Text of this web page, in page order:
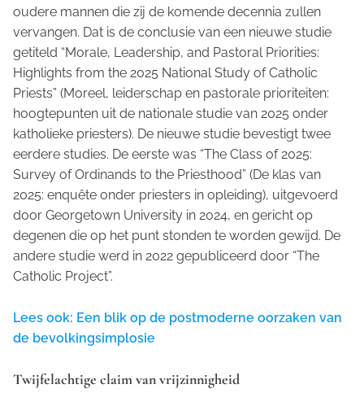
oudere mannen die zij de komende decennia zullen
vervangen. Dat is de conclusie van een nieuwe studie
getiteld “Morale, Leadership, and Pastoral Priorities:
Highlights from the 2025 National Study of Catholic
Priests” (Moreel, leiderschap en pastorale prioriteiten:
hoogtepunten uit de nationale studie van 2025 onder
katholieke priesters). De nieuwe studie bevestigt twee
eerdere studies. De eerste was “The Class of 2025:
Survey of Ordinands to the Priesthood” (De klas van
2025: enquête onder priesters in opleiding), uitgevoerd
door Georgetown University in 2024, en gericht op
degenen die op het punt stonden te worden gewijd. De
andere studie werd in 2022 gepubliceerd door “The
Catholic Project”.
Lees ook: Een blik op de postmoderne oorzaken van
de bevolkingsimplosie
Twijfelachtige claim van vrijzinnigheid